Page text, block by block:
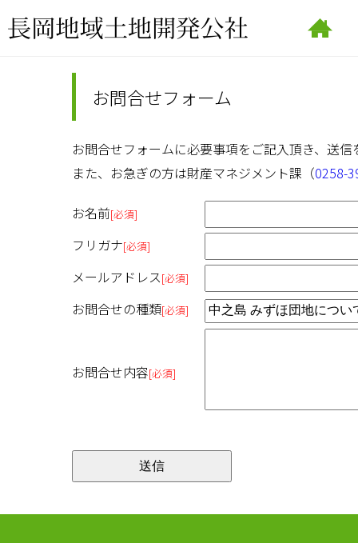
お問合せフォーム
お問合せフォームに必要事項をご記入頂き、送
また、お急ぎの方は財産マネジメント課（0258-
お名前[必須]
フリガナ[必須]
メールアドレス[必須]
お問合せの種類[必須]
お問合せ内容[必須]